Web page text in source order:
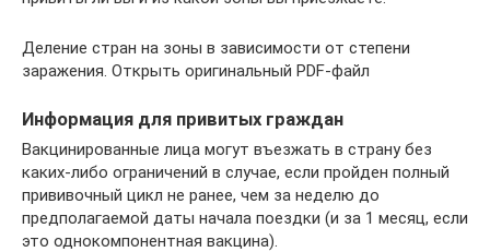
Деление стран на зоны в зависимости от степени
заражения. Открыть оригинальный PDF-файл
Информация для привитых граждан
Вакцинированные лица могут въезжать в страну без
каких-либо ограничений в случае, если пройден полный
прививочный цикл не ранее, чем за неделю до
предполагаемой даты начала поездки (и за 1 месяц, если
это однокомпонентная вакцина).